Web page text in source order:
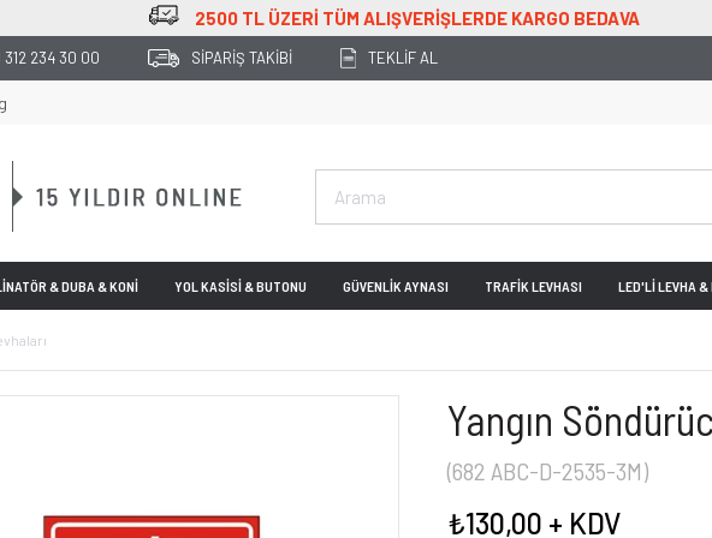
2500 TL ÜZERİ TÜM ALIŞVERİŞLERDE KARGO BEDAVA
312 234 30 00 SİPARİŞ TAKİBİ TEKLİF AL
& DUBA & KONİ YOL KASİSİ & BUTONU GÜVENLİK AYNASI TRAFİK LEVHASI LED'Lİ LEVHA &
Yangın
(682 ABC-D-2535-3M)
₺130,00 + KDV